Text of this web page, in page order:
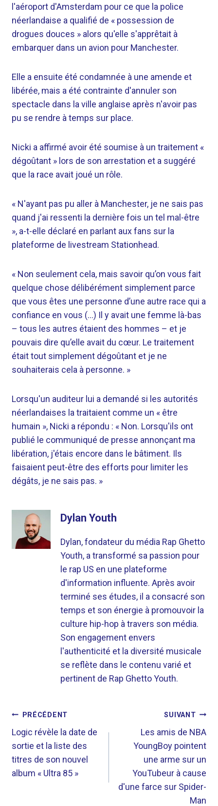
l'aéroport d'Amsterdam pour ce que la police
néerlandaise a qualifié de « possession de
drogues douces » alors qu'elle s'apprêtait à
embarquer dans un avion pour Manchester.
Elle a ensuite été condamnée à une amende et
libérée, mais a été contrainte d'annuler son
spectacle dans la ville anglaise après n'avoir pas
pu se rendre à temps sur place.
Nicki a affirmé avoir été soumise à un traitement «
dégoûtant » lors de son arrestation et a suggéré
que la race avait joué un rôle.
« N'ayant pas pu aller à Manchester, je ne sais pas
quand j'ai ressenti la dernière fois un tel mal-être
», a-t-elle déclaré en parlant aux fans sur la
plateforme de livestream Stationhead.
« Non seulement cela, mais savoir qu’on vous fait
quelque chose délibérément simplement parce
que vous êtes une personne d’une autre race qui a
confiance en vous (…) Il y avait une femme là-bas
– tous les autres étaient des hommes – et je
pouvais dire qu’elle avait du cœur. Le traitement
était tout simplement dégoûtant et je ne
souhaiterais cela à personne. »
Lorsqu'un auditeur lui a demandé si les autorités
néerlandaises la traitaient comme un « être
humain », Nicki a répondu : « Non. Lorsqu'ils ont
publié le communiqué de presse annonçant ma
libération, j'étais encore dans le bâtiment. Ils
faisaient peut-être des efforts pour limiter les
dégâts, je ne sais pas. »
Dylan Youth
Dylan, fondateur du média Rap Ghetto
Youth, a transformé sa passion pour
le rap US en une plateforme
d'information influente. Après avoir
terminé ses études, il a consacré son
temps et son énergie à promouvoir la
culture hip-hop à travers son média.
Son engagement envers
l'authenticité et la diversité musicale
se reflète dans le contenu varié et
pertinent de Rap Ghetto Youth.
NAVIGATION
DE
L’ARTICLE
PRÉCÉDENT
Logic révèle la date de
sortie et la liste des
titres de son nouvel
album « Ultra 85 »
SUIVANT
Les amis de NBA
YoungBoy pointent
une arme sur un
YouTubeur à cause
d'une farce sur Spider-
Man